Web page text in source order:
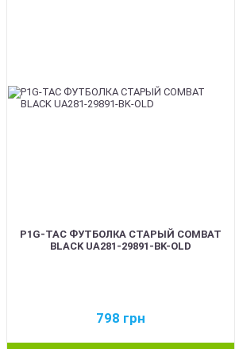
P1G-TAC ФУТБОЛКА СТАРЫЙ COMBAT
BLACK UA281-29891-BK-OLD
798 грн